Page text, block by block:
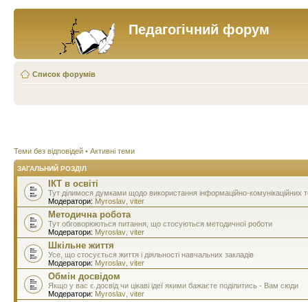
Педагогічний форум
Список форумів
Теми без відповідей • Активні теми
ЗАГАЛЬНИЙ РОЗДІЛ
ІКТ в освіті
Тут ділимося думками щодо використання інформаційно-комунікаційних
Модератори: Myroslav viter
Методична робота
Тут обговорюються питання, що стосуються методичної роботи
Модератори: Myroslav viter
Шкільне життя
Усе, що стосується життя і діяльності навчальних закладів
Модератори: Myroslav viter
Обмін досвідом
Якщо у вас є досвід чи цікаві ідеї якими бажаєте поділитись - Вам сюди
Модератори: Myroslav viter